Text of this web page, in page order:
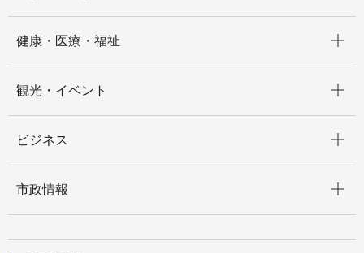
健康・医療・福祉
観光・イベント
ビジネス
市政情報